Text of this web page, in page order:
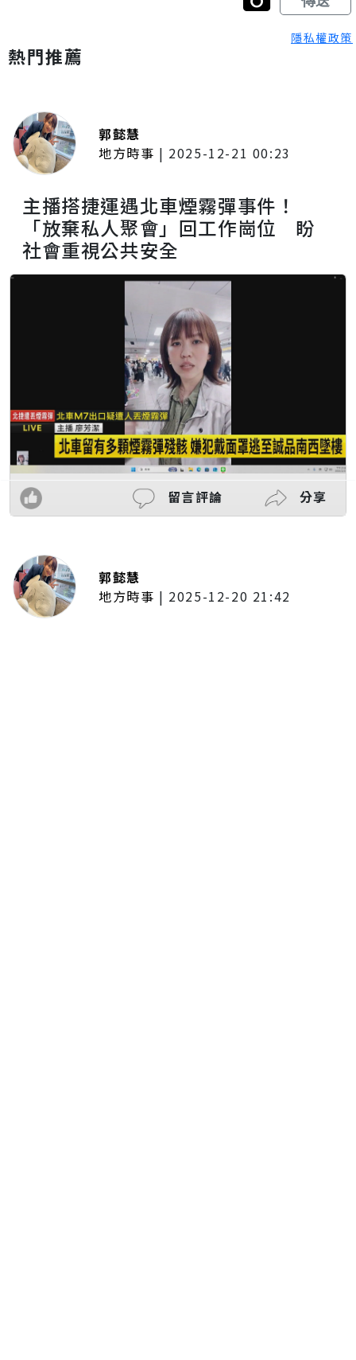
隱私權政策
熱門推薦
郭懿慧
地方時事 | 2025-12-21 00:23
主播搭捷運遇北車煙霧彈事件！
「放棄私人聚會」回工作崗位 盼
社會重視公共安全
留言評論 分享
郭懿慧
地方時事 | 2025-12-20 21:42